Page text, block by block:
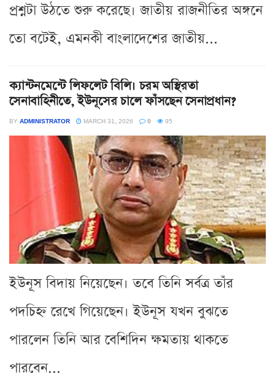
প্রশ্নটা উঠতে শুরু করেছে। জাতীয় রাজনীতির অঙ্গনে
তো বটেই, এমনকী বাংলাদেশের জাতীয়...
ক্যান্টনমেন্টে লিফলেট বিলি। চরম অস্থিরতা
সেনাবাহিনীতে, ইউনূসের চালে ফাঁসছেন সেনাপ্রধান?
BY ADMINISTRATOR MARCH 31, 2026 0 95
ইউনূস বিদায় নিয়েছেন। তবে তিনি সর্বত্র তাঁর
পদচিহ্ন রেখে গিয়েছেন। ইউনূস যখন বুঝতে
পারলেন তিনি আর বেশিদিন ক্ষমতায় থাকতে
পারবেন...